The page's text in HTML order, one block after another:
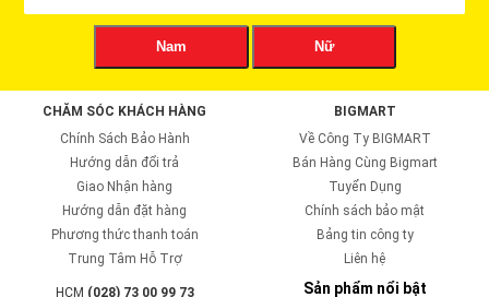
Nam Nữ
CHĂM SÓC KHÁCH HÀNG
Chính Sách Bảo Hành
Hướng dẫn đổi trả
Giao Nhận hàng
Hướng dẫn đặt hàng
Phương thức thanh toán
Trung Tâm Hỗ Trợ
BIGMART
Về Công Ty BIGMART
Bán Hàng Cùng Bigmart
Tuyển Dụng
Chính sách bảo mật
Bảng tin công ty
Liên hệ
HCM (028) 73 00 99 73 Sản phẩm nổi bật